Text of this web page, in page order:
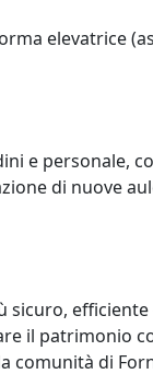
elevatrice
e personale,
di nuove
sicuro,
il patrimonio
di